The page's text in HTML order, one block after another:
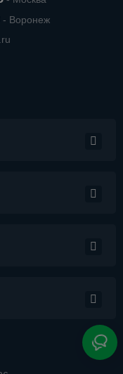
- Воронеж